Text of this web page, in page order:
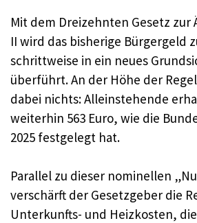
Mit dem Dreizehnten Gesetz zur
II wird das bisherige Bürgergeld
schrittweise in ein neues
überführt. An der Höhe der
dabei nichts: Alleinstehende
weiterhin 563 Euro, wie die
2025 festgelegt hat.
Parallel zu dieser nominellen
verschärft der Gesetzgeber die
Unterkunfts- und Heizkosten,